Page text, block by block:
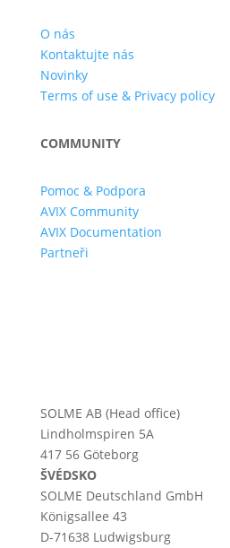
O nás
Kontaktujte nás
Novinky
Terms of use & Privacy policy
COMMUNITY
Pomoc & Podpora
AVIX Community
AVIX Documentation
Partneři
SOLME AB (Head office)
Lindholmspiren 5A
417 56 Göteborg
ŠVÉDSKO
SOLME Deutschland GmbH
Königsallee 43
D-71638 Ludwigsburg